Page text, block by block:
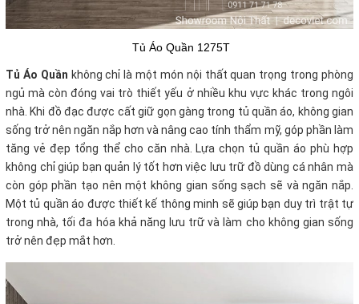
Tủ Áo Quần 1275T
Tủ Áo Quần không chỉ là một món nội thất quan trọng trong phòng
ngủ mà còn đóng vai trò thiết yếu ở nhiều khu vực khác trong ngôi
nhà. Khi đồ đạc được cất giữ gọn gàng trong tủ quần áo, không gian
sống trở nên ngăn nắp hơn và nâng cao tính thẩm mỹ, góp phần làm
tăng vẻ đẹp tổng thể cho căn nhà. Lựa chọn tủ quần áo phù hợp
không chỉ giúp bạn quản lý tốt hơn việc lưu trữ đồ dùng cá nhân mà
còn góp phần tạo nên một không gian sống sạch sẽ và ngăn nắp.
Một tủ quần áo được thiết kế thông minh sẽ giúp bạn duy trì trật tự
trong nhà, tối đa hóa khả năng lưu trữ và làm cho không gian sống
trở nên đẹp mắt hơn.